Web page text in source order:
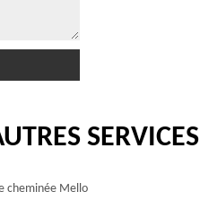
SERVICES
cheminée Mello